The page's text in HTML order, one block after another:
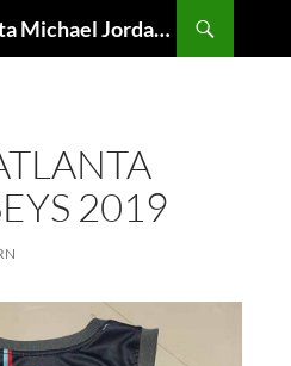
【Envío Gratis】Camiseta Michael Jordan NBA Barata
2019